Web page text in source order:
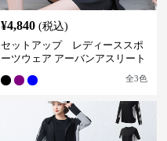
¥4,840 (税込)
セットアップ レディーススポ
ーツウェア アーバンアスリート
全3色